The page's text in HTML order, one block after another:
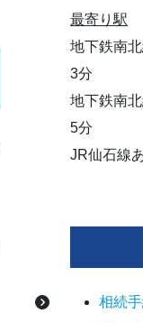
最寄り駅
地下鉄南
3分
地下鉄南
5分
JR仙石線
相続